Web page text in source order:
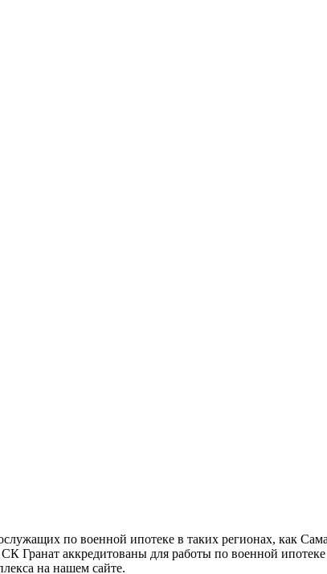
по военной ипотеке в таких регионах, как
Гранат аккредитованы для работы по военной
на нашем сайте.